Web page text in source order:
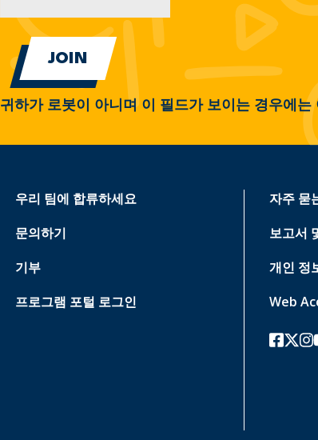
귀하가 로봇이 아니며 이 필드가 보이는 경우에
우리 팀에 합류하세요
문의하기
기부
프로그램 포털 로그인
자주 묻
보고서
개인 정
Web
페이스
트위
인